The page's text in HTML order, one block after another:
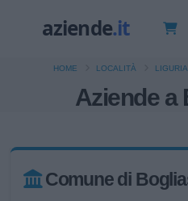
Aziende a
HOME LOCALITÀ LIGURIA
Comune di